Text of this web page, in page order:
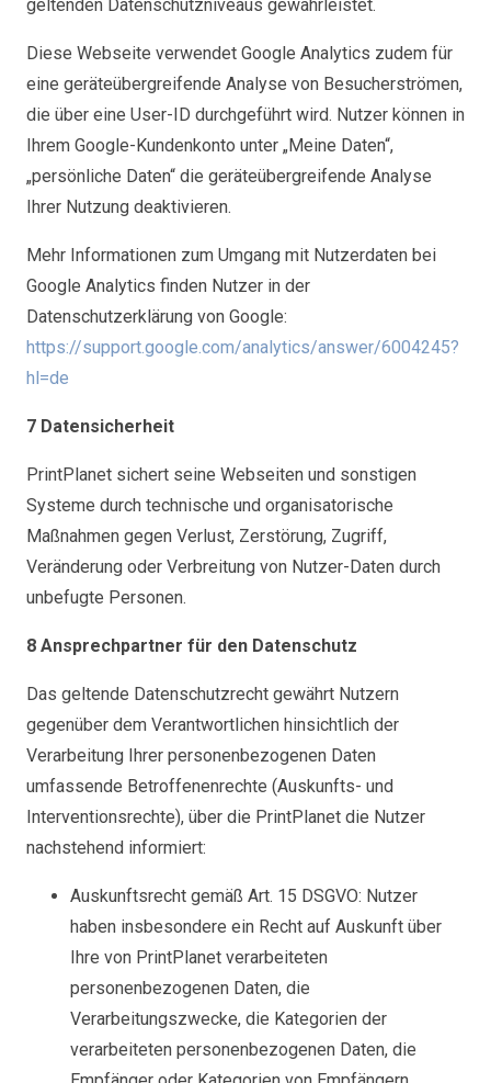
geltenden Datenschutzniveaus gewährleistet.
Diese Webseite verwendet Google Analytics zudem für
eine geräteübergreifende Analyse von Besucherströmen,
die über eine User-ID durchgeführt wird. Nutzer können in
Ihrem Google-Kundenkonto unter „Meine Daten“,
„persönliche Daten“ die geräteübergreifende Analyse
Ihrer Nutzung deaktivieren.
Mehr Informationen zum Umgang mit Nutzerdaten bei
Google Analytics finden Nutzer in der
Datenschutzerklärung von Google:
https://support.google.com/analytics/answer/6004245?
hl=de
7 Datensicherheit
PrintPlanet sichert seine Webseiten und sonstigen
Systeme durch technische und organisatorische
Maßnahmen gegen Verlust, Zerstörung, Zugriff,
Veränderung oder Verbreitung von Nutzer-Daten durch
unbefugte Personen.
8 Ansprechpartner für den Datenschutz
Das geltende Datenschutzrecht gewährt Nutzern
gegenüber dem Verantwortlichen hinsichtlich der
Verarbeitung Ihrer personenbezogenen Daten
umfassende Betroffenenrechte (Auskunfts- und
Interventionsrechte), über die PrintPlanet die Nutzer
nachstehend informiert:
Auskunftsrecht gemäß Art. 15 DSGVO: Nutzer
haben insbesondere ein Recht auf Auskunft über
Ihre von PrintPlanet verarbeiteten
personenbezogenen Daten, die
Verarbeitungszwecke, die Kategorien der
verarbeiteten personenbezogenen Daten, die